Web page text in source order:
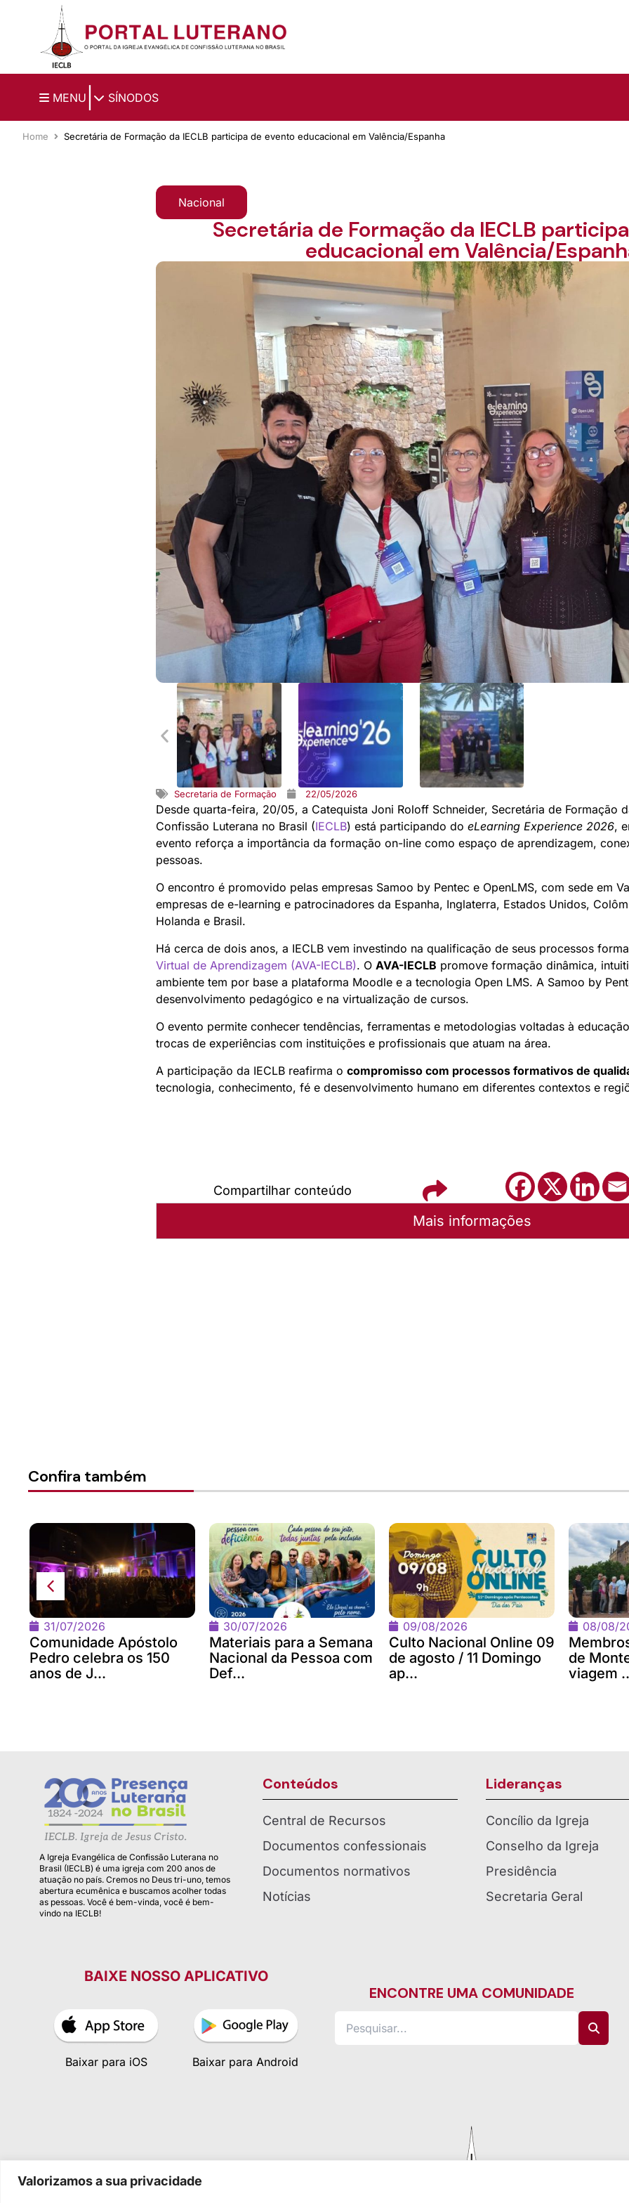
Valorizamos a sua privacidade
Ir para o conteúdo principal
MENU SÍNODOS
Home Secretária de Formação da IECLB participa de evento educacional em Valência/Espanha
Nacional
Secretária de Formação da IECLB
educacional em Valência/
Secretaria de Formação 22/05/2026
Desde quarta-feira, 20/05, a Catequista Joni Roloff Schneider, Secretária de Formação
Confissão Luterana no Brasil (IECLB) está participando do eLearning Experience 2026,
evento reforça a importância da formação on-line como espaço de aprendizagem,
pessoas.
O encontro é promovido pelas empresas Samoo by Pentec e OpenLMS, com sede em
empresas de e-learning e patrocinadores da Espanha, Inglaterra, Estados Unidos,
Holanda e Brasil.
Há cerca de dois anos, a IECLB vem investindo na qualificação de seus processos
Virtual de Aprendizagem (AVA-IECLB). O AVA-IECLB promove formação dinâmica,
ambiente tem por base a plataforma Moodle e a tecnologia Open LMS. A Samoo by
desenvolvimento pedagógico e na virtualização de cursos.
O evento permite conhecer tendências, ferramentas e metodologias voltadas à
trocas de experiências com instituições e profissionais que atuam na área.
A participação da IECLB reafirma o compromisso com processos formativos de
tecnologia, conhecimento, fé e desenvolvimento humano em diferentes contextos e
Compartilhar conteúdo
Mais informações
Confira também
31/07/2026
Comunidade Apóstolo
Pedro celebra os 150
anos de J...
30/07/2026
Materiais para a Semana
Nacional da Pessoa com
Def...
09/08/2026
Culto Nacional Online 09
de agosto / 11 Domingo
ap...
08/08/
de
viagem
A Igreja Evangélica de Confissão Luterana no
Brasil (IECLB) é uma igreja com 200 anos de
atuação no país. Cremos no Deus tri-uno, temos
abertura ecumênica e buscamos acolher todas
as pessoas. Você é bem-vinda, você é bem-
vindo na IECLB!
Conteúdos
Central de Recursos
Documentos confessionais
Documentos normativos
Notícias
Lideranças
Concílio da Igreja
Conselho da Igreja
Presidência
Secretaria Geral
BAIXE NOSSO APLICATIVO
Baixar para iOS Baixar para Android
ENCONTRE UMA COMUNIDADE